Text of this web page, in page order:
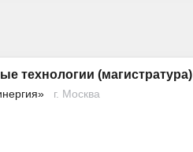
технологии (магистратура)
г. Москва